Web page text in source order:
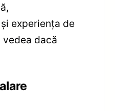
experiența de
dacă